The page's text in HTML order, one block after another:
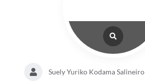
Suely Yuriko Kodama Salineiro